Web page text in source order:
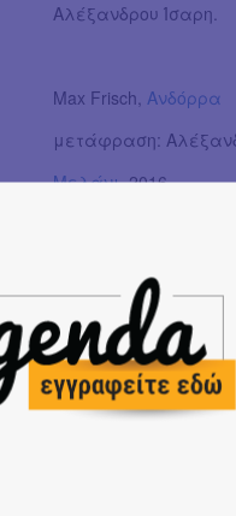
Αλέξανδρου Ίσαρη.
Max Frisch, Ανδόρρα
μετάφραση:
Μελάνι, 2016